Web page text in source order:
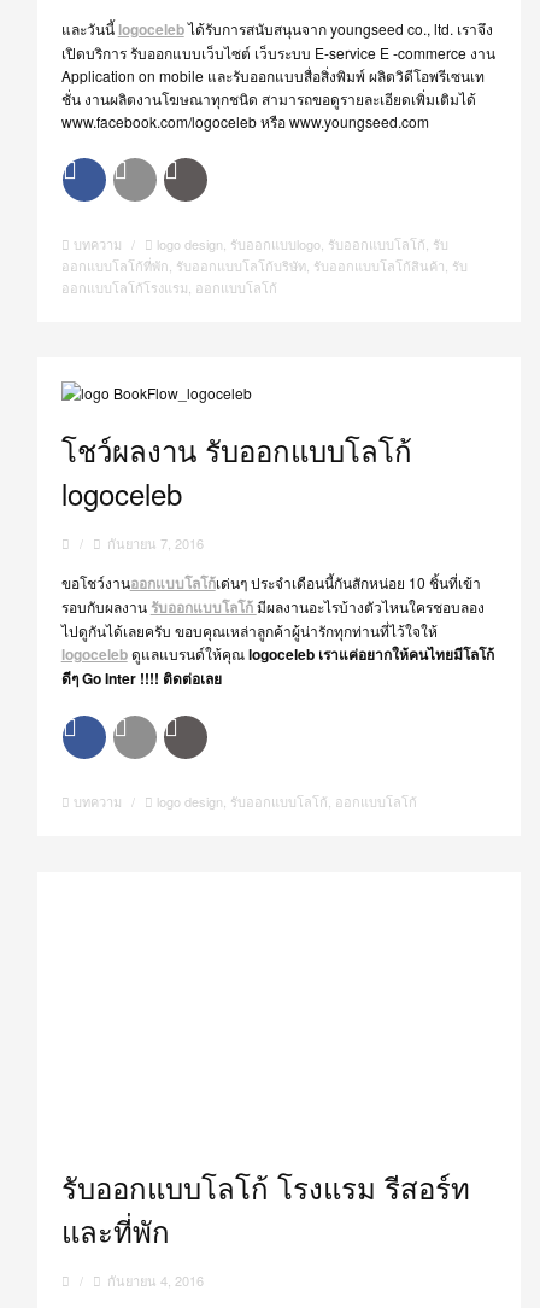
และวันนี้ logocelebได้รับการสนับสนุนจาก youngseed co., ltd. เราจึง
เปิดบริการ รับออกแบบเว็บไซต์ เว็บระบบ E-service E -commerce งาน
Application on mobile และรับออกแบบสื่อสิ่งพิมพ์ ผลิตวิดีโอพรีเซนเท
ชั่น งานผลิตงานโฆษณาทุกชนิด สามารถขอดูรายละเอียดเพิ่มเติมได้
www.facebook.com/logoceleb หรือ www.youngseed.com
บทความ / logo design รับออกแบบlogo, รับออกแบบโลโก้ รับ
ออกแบบโลโก้ที่พัก รับออกแบบโลโก้บริษัท, รับออกแบบโลโก้สินค้า รับ
ออกแบบโลโก้โรงแรม ออกแบบโลโก้
โชว์ผลงาน รับออกแบบโลโก้
logoceleb
/ กันยายน 7, 2016
ขอโชว์งานออกแบบโลโก้เด่นๆ ประจำเดือนนี้กันสักหน่อย 10 ชิ้นที่เข้า
รอบกับผลงาน รับออกแบบโลโก้มีผลงานอะไรบ้างตัวไหนใครชอบลอง
ไปดูกันได้เลยครับ ขอบคุณเหล่าลูกค้าผู้น่ารักทุกท่านที่ไว้ใจให้
logocelebดูแลแบรนด์ให้คุณlogoceleb เราแค่อยากให้คนไทยมีโลโก้
ดีๆ Go Inter !!!! ติดต่อเลย
บทความ / logo design รับออกแบบโลโก้ ออกแบบโลโก้
รับออกแบบโลโก้ โรงแรม รีสอร์ท
และที่พัก
/ กันยายน 4, 2016